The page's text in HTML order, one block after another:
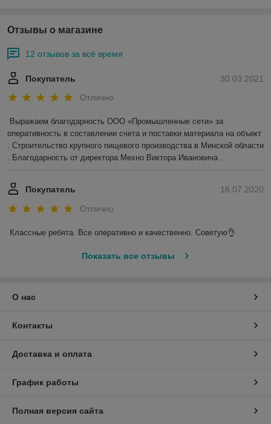
Отзывы о магазине
12 отзывов за всё время
30.03.2021
Покупатель
Отлично
Выражаем благодарность ООО «Промышленные сети» за
оперативность в составлении счета и поставки материала на объект
. Строительство крупного пищевого производства в Минской области
. Благодарность от директора Мехно Виктора Ивановича .
16.07.2020
Покупатель
Отлично
Классные ребята. Все оперативно и качественно. Советую👌
Показать все отзывы
О нас
Контакты
Доставка и оплата
График работы
Полная версия сайта